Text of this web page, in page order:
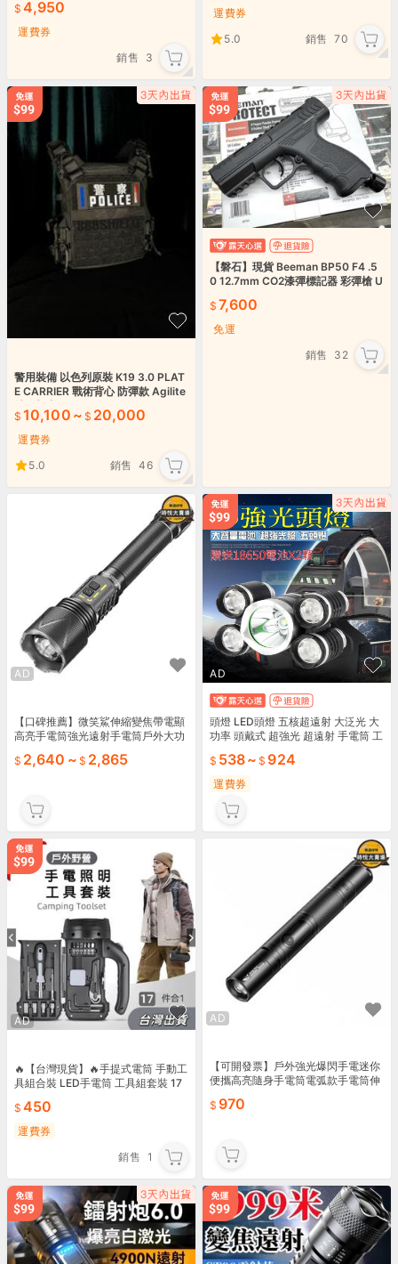
4,950
運費券
銷售
3
運費券
5.0
銷售 70
警用裝備 以色列原裝 K19 3.0 PLAT
E CARRIER 戰術背心 防彈款 Agilite
10,100 ~ 20,000
運費券
5.0
銷售 46
【磐石】現貨 Beeman BP50 F4 .5
0 12.7mm CO2漆彈標記器 彩彈槍 U
7,600
免運
銷售
32
AD
【口碑推薦】微笑鯊伸縮變焦帶電顯
高亮手電筒強光遠射手電筒戶外大功
2,640 ~ 2,865
AD
頭燈 LED頭燈 五核超遠射 大泛光 大
功率 頭戴式 超強光 超遠射 手電筒 工
538~ 924
運費券
AD
🔥【台灣現貨】🔥手提式電筒 手動工
具組合裝 LED手電筒 工具組套裝 17
具450
運費券
銷售 1
AD
【可開發票】戶外強光爆閃手電迷你
便攜高亮隨身手電筒電弧款手電筒伸
970